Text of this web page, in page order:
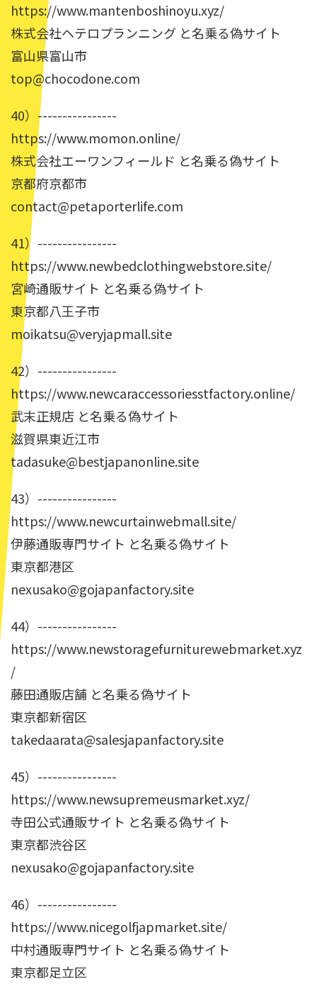
https://www.mantenboshinoyu.xyz/
株式会社ヘテロプランニング と名乗る偽サイト
富山県富山市
top@chocodone.com
40）----------------
https://www.momon.online/
株式会社エーワンフィールド と名乗る偽サイト
京都府京都市
contact@petaporterlife.com
41）----------------
https://www.newbedclothingwebstore.site/
宮崎通販サイト と名乗る偽サイト
東京都八王子市
moikatsu@veryjapmall.site
42）----------------
https://www.newcaraccessoriesstfactory.online/
武末正規店 と名乗る偽サイト
滋賀県東近江市
tadasuke@bestjapanonline.site
43）----------------
https://www.newcurtainwebmall.site/
伊藤通販専門サイト と名乗る偽サイト
東京都港区
nexusako@gojapanfactory.site
44）----------------
https://www.newstoragefurniturewebmarket.xyz
/
藤田通販店舗 と名乗る偽サイト
東京都新宿区
takedaarata@salesjapanfactory.site
45）----------------
https://www.newsupremeusmarket.xyz/
寺田公式通販サイト と名乗る偽サイト
東京都渋谷区
nexusako@gojapanfactory.site
46）----------------
https://www.nicegolfjapmarket.site/
中村通販専門サイト と名乗る偽サイト
東京都足立区